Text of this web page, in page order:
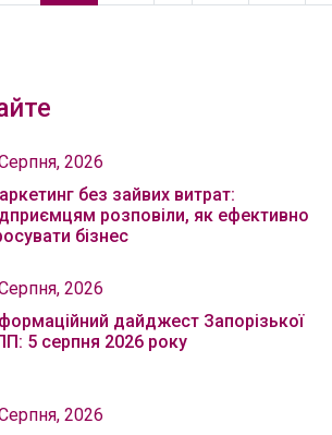
2026
без зайвих витрат:
розповіли, як ефективно
бізнес
2026
дайджест Запорізької
5 серпня 2026 року
2026